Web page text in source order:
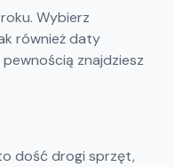
Wybierz
również daty
znajdziesz
dość drogi sprzęt,